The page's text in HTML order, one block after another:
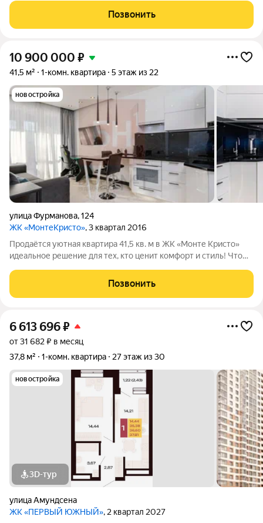
пространство и создать интерьер под Ваш стиль жизни.
Идеально подойдет для первого жилья,
Позвонить
10 900 000 ₽
41,5 м² 1-комн. квартира 5 этаж из 22
новостройка
улица Фурманова,124
ЖК «МонтеКристо», 3 квартал 2016
Продаётся уютная квартира 41,5 кв. м в ЖК «Монте Кристо»
идеальное решение для тех, кто ценит комфорт и стиль! Что
заезжай и живи; полностью укомплектована мебелью и
техникой; парковочное
Позвонить
6 613 696₽
от 31 682 ₽ в месяц
37,8 м²
1-комн. квартира 27 этаж из 30
новостройка
3D-тур
улица Амундсена
ЖК «ПЕРВЫЙ ЮЖНЫЙ», 2 квартал 2027